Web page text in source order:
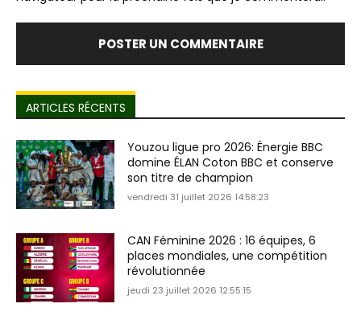
ARTICLES RÉCENTS
Youzou ligue pro 2026: Énergie BBC
domine ÉLAN Coton BBC et conserve
son titre de champion
vendredi 31 juillet 2026 14:58:23
CAN Féminine 2026 : 16 équipes, 6
places mondiales, une compétition
révolutionnée
jeudi 23 juillet 2026 12:55:15